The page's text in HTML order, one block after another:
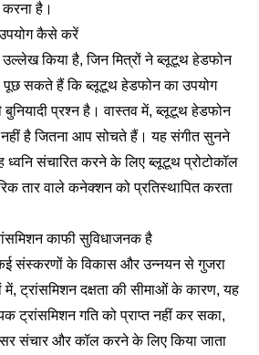
है।
कैसे करें
किया है, जिन मित्रों ने ब्लूटूथ हेडफोन
पूछ सकते हैं कि ब्लूटूथ हेडफोन का उपयोग
प्रश्न है। वास्तव में, ब्लूटूथ हेडफोन
है जितना आप सोचते हैं। यह संगीत सुनने
संचारित करने के लिए ब्लूटूथ प्रोटोकॉल
तार वाले कनेक्शन को प्रतिस्थापित करता
काफी सुविधाजनक है
के विकास और उन्नयन से गुजरा
ट्रांसमिशन दक्षता की सीमाओं के कारण, यह
ट्रांसमिशन गति को प्राप्त नहीं कर सका,
संचार और कॉल करने के लिए किया जाता